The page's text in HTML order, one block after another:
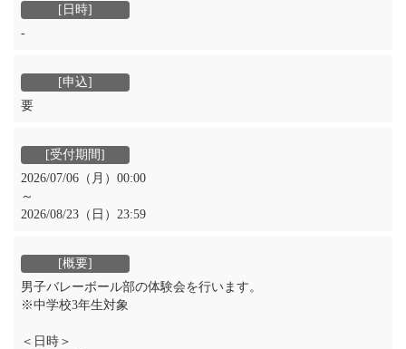
‐
要
2026/07/06（月）00:00
～
2026/08/23（日）23:59
男子バレーボール部の体験会を行います。
※中学校3年生対象
＜日時＞